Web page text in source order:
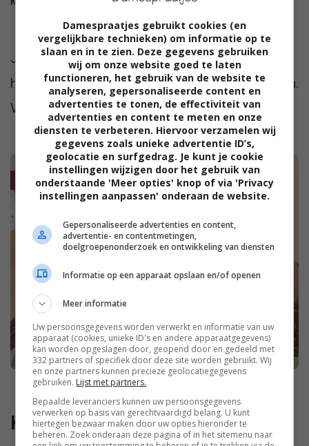
Je begrijpt: ik heb standaard haarmascara in
huis om snel mijn grijze haren te camoufleren.
Wat mij betreft de uitvinding van de eeuw!
Korting!
Damespraatjes gebruikt cookies (en
vergelijkbare technieken) om informatie op te
slaan en in te zien. Deze gegevens gebruiken
wij om onze website goed te laten
functioneren, het gebruik van de website te
analyseren, gepersonaliseerde content en
advertenties te tonen, de effectiviteit van
advertenties en content te meten en onze
diensten te verbeteren. Hiervoor verzamelen wij
gegevens zoals unieke advertentie ID’s,
geolocatie en surfgedrag. Je kunt je cookie
instellingen wijzigen door het gebruik van
onderstaande 'Meer opties' knop of via 'Privacy
instellingen aanpassen' onderaan de website.
Gepersonaliseerde advertenties en content,
advertentie- en contentmetingen,
doelgroepenonderzoek en ontwikkeling van diensten
Informatie op een apparaat opslaan en/of openen
Meer informatie
Uw persoonsgegevens worden verwerkt en informatie van uw
apparaat (cookies, unieke ID's en andere apparaatgegevens)
kan worden opgeslagen door, geopend door en gedeeld met
332 partners of specifiek door deze site worden gebruikt. Wij
en onze partners kunnen precieze geolocatiegegevens
gebruiken. Lijst met partners.
Bepaalde leveranciers kunnen uw persoonsgegevens
verwerken op basis van gerechtvaardigd belang. U kunt
hiertegen bezwaar maken door uw opties hieronder te
beheren. Zoek onderaan deze pagina of in het sitemenu naar